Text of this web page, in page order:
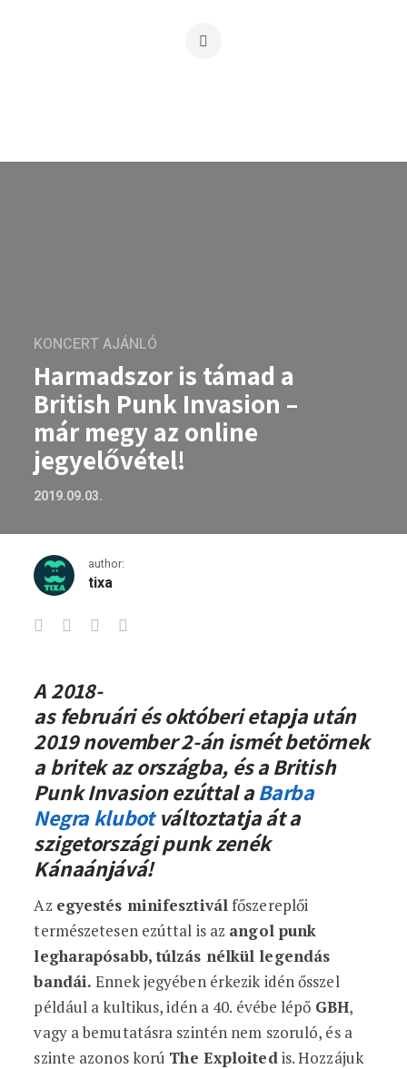
KONCERT AJÁNLÓ
Harmadszor is támad a
British Punk Invasion –
már megy az online
jegyelővétel!
2019.09.03.
author:
tixa
Harmadszor is támad a British Punk
A 2018-
as februári és októberi etapja után
2019 november 2-án ismét betörnek
a britek az országba, és a British
Punk Invasion ezúttal aBarba
Negra klubotváltoztatja át a
szigetországi punk zenék
Kánaánjává!
Az egyestés minifesztiválfőszereplői
természetesen ezúttal is az angol punk
legharapósabb, túlzás nélkül legendás
bandái.Ennek jegyében érkezik idén ősszel
például a kultikus, idén a 40. évébe lépő GBH,
vagy a bemutatásra szintén nem szoruló, és a
szinte azonos korú The Exploitedis. Hozzájuk